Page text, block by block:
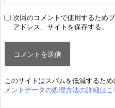
次回のコメントで使用するため
アドレス、サイトを保存する。
このサイトはスパムを低減するた
メントデータの処理方法の詳細は